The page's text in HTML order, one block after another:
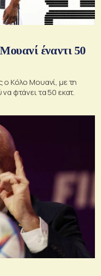
έναντι 50
ο Κόλο Μουανί, με τη
φτάνει τα 50 εκατ.